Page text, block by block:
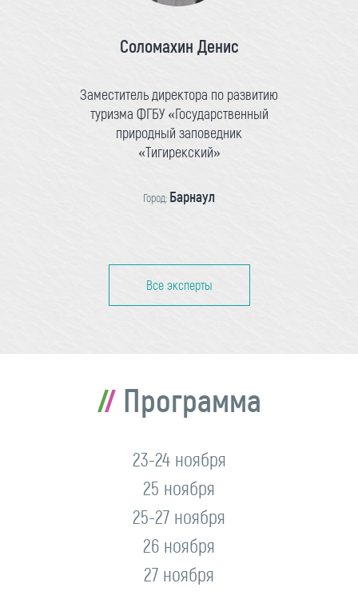
Соломахин Денис
Заместитель директора по развитию
туризма ФГБУ «Государственный
природный заповедник
«Тигирекский»
Город: Барнаул
Все эксперты
Программа
23-24 ноября
25 ноября
25-27 ноября
26 ноября
27 ноября